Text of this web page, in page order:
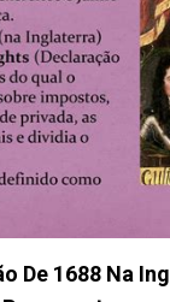
De 1688 Na